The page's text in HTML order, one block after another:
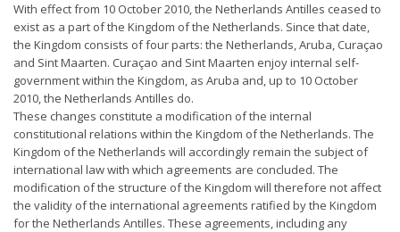
With effect from 10 October 2010, the Netherlands Antilles ceased to
exist as a part of the Kingdom of the Netherlands. Since that date,
the Kingdom consists of four parts: the Netherlands, Aruba, Curaçao
and Sint Maarten. Curaçao and Sint Maarten enjoy internal self-
government within the Kingdom, as Aruba and, up to 10 October
2010, the Netherlands Antilles do.
These changes constitute a modification of the internal
constitutional relations within the Kingdom of the Netherlands. The
Kingdom of the Netherlands will accordingly remain the subject of
international law with which agreements are concluded. The
modification of the structure of the Kingdom will therefore not affect
the validity of the international agreements ratified by the Kingdom
for the Netherlands Antilles. These agreements, including any